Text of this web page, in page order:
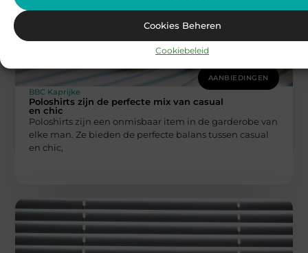
Cookies Beheren
Cookiebeleid
AANBIEDINGEN
BBC Kaprijke
Poloshirts zijn de perfecte mix van casual
en chic
Poloshirts zijn een onmisbaar item in de garderobe van
elke man. Ze bieden de perfecte balans tussen casual
en chic,